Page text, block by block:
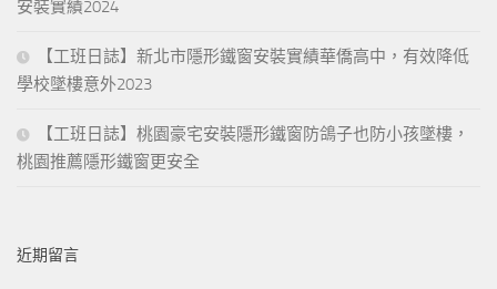
安裝實績2024
【工班日誌】新北市隱形鐵窗安裝實績華僑高中，有效降低
學校墜樓意外2023
【工班日誌】桃園豪宅安裝隱形鐵窗防鴿子也防小孩墜樓，
桃園推薦隱形鐵窗更安全
近期留言